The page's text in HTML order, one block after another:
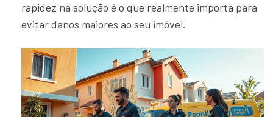
rapidez na solução é o que realmente importa para
evitar danos maiores ao seu imóvel.